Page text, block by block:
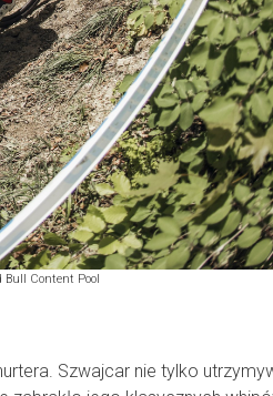
Content Pool
Szwajcar nie tylko